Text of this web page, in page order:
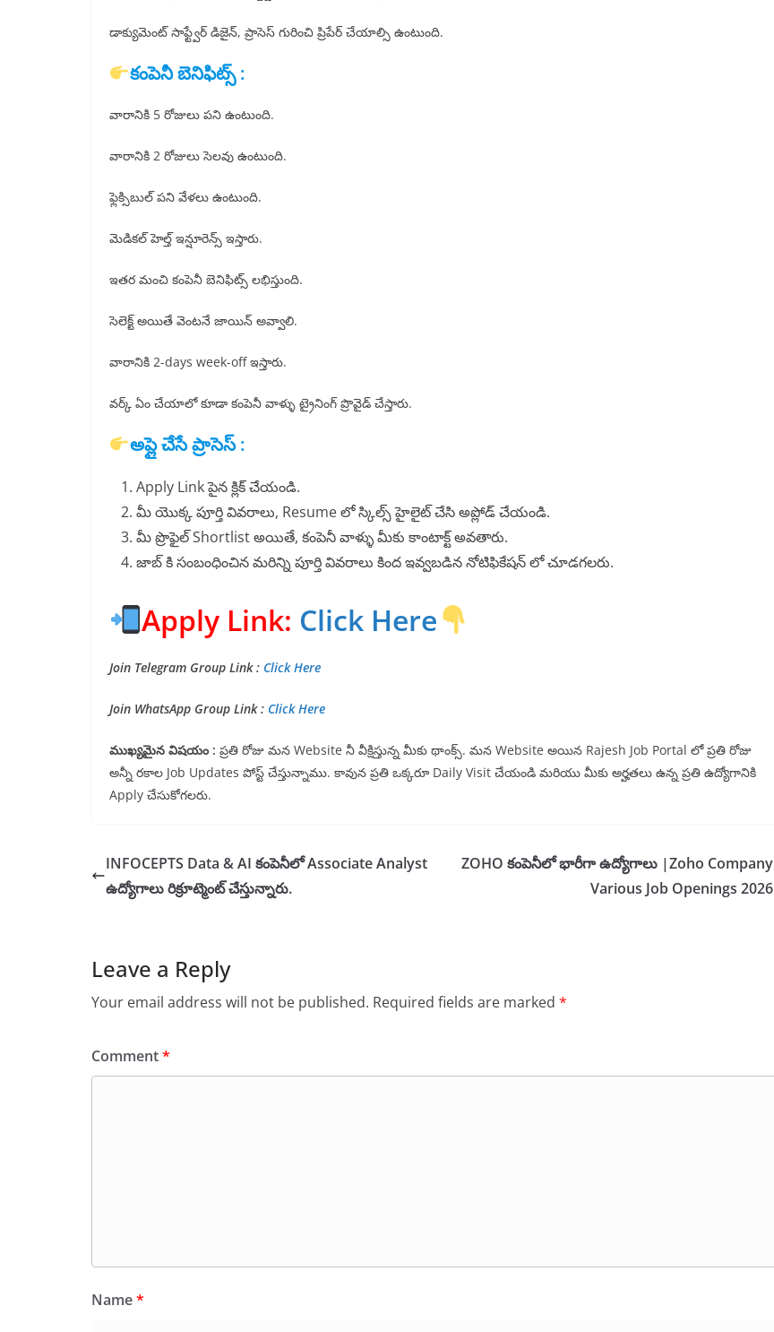
డాక్యుమెంట్ సాఫ్ట్వేర్ డిజైన్, ప్రాసెస్ గురించి ప్రిపేర్ చేయాల్సి ఉంటుంది.
కంపెనీ బెనిఫిట్స్ :
వారానికి 5 రోజులు పని ఉంటుంది.
వారానికి 2 రోజులు సెలవు ఉంటుంది.
ఫ్లెక్సిబుల్ పని వేళలు ఉంటుంది.
మెడికల్ హెల్త్ ఇన్షూరెన్స్ ఇస్తారు.
ఇతర మంచి కంపెనీ బెనిఫిట్స్ లభిస్తుంది.
సెలెక్ట్ అయితే వెంటనే జాయిన్ అవ్వాలి.
వారానికి 2-days week-off ఇస్తారు.
వర్క్ ఏం చేయాలో కూడా కంపెనీ వాళ్ళు ట్రైనింగ్ ప్రొవైడ్ చేస్తారు.
అప్లై చేసే ప్రాసెస్ :
Apply Link పైన క్లిక్ చేయండి.
మీ యొక్క పూర్తి వివరాలు, Resume లో స్కిల్స్ హైలైట్ చేసి అప్లోడ్ చేయండి.
మీ ప్రొఫైల్ Shortlist అయితే, కంపెనీ వాళ్ళు మీకు కాంటాక్ట్ అవతారు.
జాబ్ కి సంబంధించిన మరిన్ని పూర్తి వివరాలు కింద ఇవ్వబడిన నోటిఫికేషన్ లో చూడగలరు.
Apply Link: Click Here
Join Telegram Group Link : Click Here
Join WhatsApp Group Link : Click Here
ముఖ్యమైన విషయం : ప్రతి రోజు మన Website నీ వీక్షిస్తున్న మీకు థాంక్స్. మన Website అయిన Rajesh Job Portal లో ప్రతి రోజు
అన్నీ రకాల Job Updates పోస్ట్ చేస్తున్నాము. కావున ప్రతి ఒక్కరూ Daily Visit చేయండి మరియు మీకు అర్హతలు ఉన్న ప్రతి ఉద్యోగానికి
Apply చేసుకోగలరు.
INFOCEPTS Data & AI కంపెనీలో Associate Analyst
ఉద్యోగాలు రిక్రూట్మెంట్ చేస్తున్నారు.
ZOHO కంపెనీలో భారీగా ఉద్యోగాలు |Zoho Company
Various Job Openings 2026
Leave a Reply
Your email address will not be published. Required fields are marked *
Comment*
Name*